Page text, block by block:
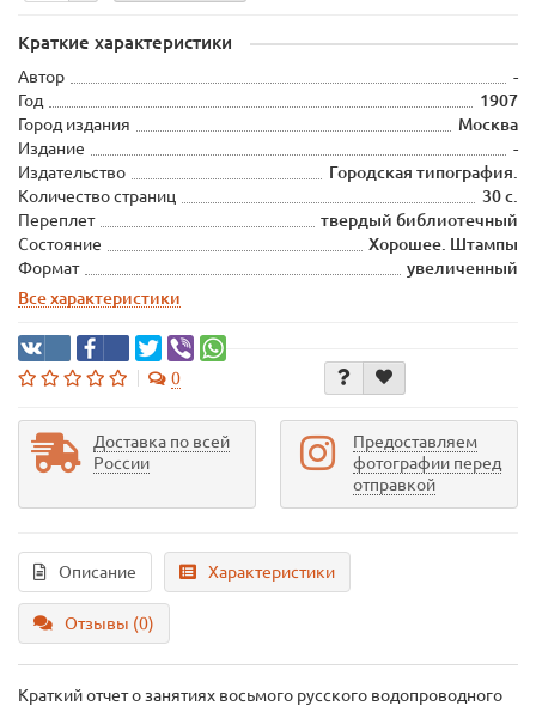
Краткие характеристики
Автор
-
Год
1907
Город издания
Москва
Издание
-
Издательство
Городская типография.
Количество страниц
30 с.
Переплет
твердый библиотечный
Состояние
Хорошее. Штампы
Формат
увеличенный
Все характеристики
0
Доставка по всей
России
Предоставляем
фотографии перед
отправкой
Описание Характеристики
Отзывы (0)
Краткий отчет о занятиях восьмого русского водопроводного